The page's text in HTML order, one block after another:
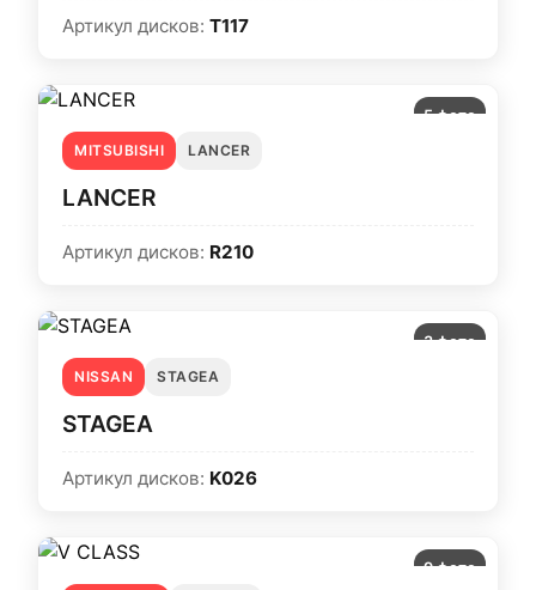
Артикул дисков: T117
5 фото
MITSUBISHI
LANCER
LANCER
Артикул дисков: R210
3 фото
NISSAN
STAGEA
STAGEA
Артикул дисков: K026
9 фото